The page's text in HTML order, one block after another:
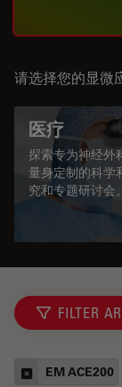
请选择您的显微
医疗
探索专为神经外
量身定制的科学
究和专题研讨会。
FILTER
EM ACE200